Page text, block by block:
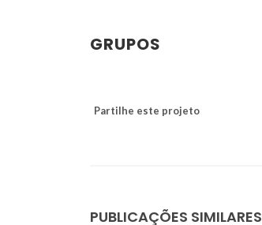
GRUPOS
Partilhe este projeto
PUBLICAÇÕES SIMILARES